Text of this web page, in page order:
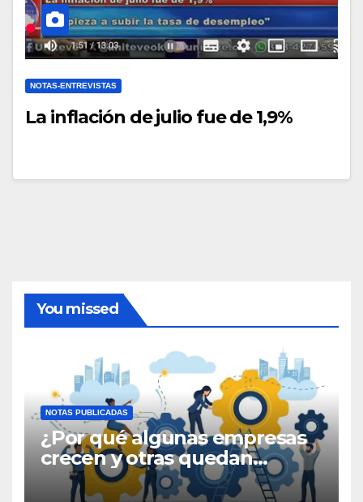
NOTAS-ENTREVISTAS
La inflación de julio fue de 1,9%
You missed
NOTAS PUBLICADAS
¿Por qué algunas empresas
crecen y otras quedan
atrapadas en el día a día?